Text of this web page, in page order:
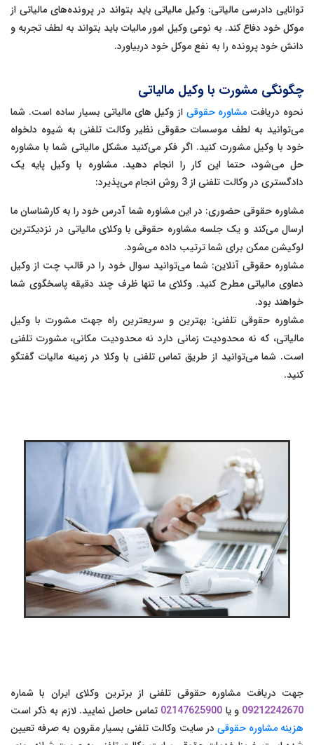
توانایی دادرسی مالیاتی: وکیل مالیاتی باید بتواند در پرونده‌های مالیاتی از
موکل خود دفاع کند. به نوعی وکیل امور مالیات باید بتواند به لطف تجربه و
دانش خود پرونده را به نفع موکل خود دربیاورد.
چگونگی مشورت با وکیل مالیاتی
نحوه دریافت مشاوره حقوقیاز وکیل های مالیاتی بسیار ساده است. شما
می‌توانید به لطف موسسات حقوقی نظیر وکالت تلفنی به شیوه دلخواه
خود با وکیل مشورت کنید. اگر فکر می‌کنید مشکل مالیاتی شما با مشاوره
حل می‌شود، حتما این کار را انجام دهید. مشاوره با وکیل پایه یک
دادگستری در وکالت تلفنی از 3 روش انجام می‌پذیرد:
مشاوره حقوقی حضوری: در این مشاوره شما آدرس خود را به کارشناسان ما
ارسال می‌کند و یک جلسه مشاوره حقوقی با وکلای مالیاتی در نزدیکترین
لوکیشن ممکن برای شما ترتیب داده می‌شود.
مشاوره حقوقی آنلاین: شما می‌توانید سوال خود را در قالب چت از وکیل
دعاوی مالیاتی مطرح کنید. وکلای ما تنها ظرف چند دقیقه پاسخگوی شما
خواهند بود.
مشاوره حقوقی تلفنی: بهترین و سریعترین راه جهت مشورت با وکیل
مالیاتی، که نه محدودیت زمانی دارد نه محدودیت مکانی، مشورت تلفنی
است. شما می‌توانید از طریق تماس تلفنی با وکلا در زمینه مالیات گفتگو
کنید.
جهت دریافت مشاوره حقوقی تلفنی از برترین وکلای ایران با شماره
09212242670 و یا 02147625900 تماس حاصل نمایید. لازم به ذکر است
هزینه مشاوره حقوقی در سایت وکالت تلفنی بسیار مقرون به صرفه تعیین